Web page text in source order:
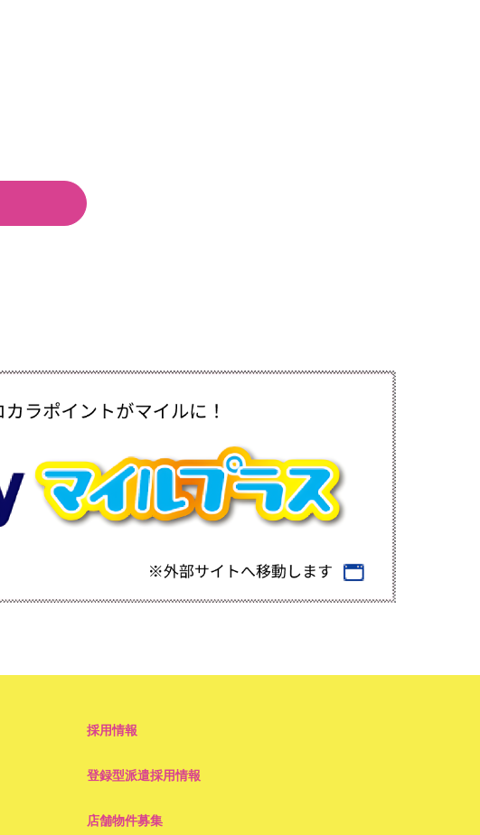
採用情報
登録型派遣採用情報
店舗物件募集